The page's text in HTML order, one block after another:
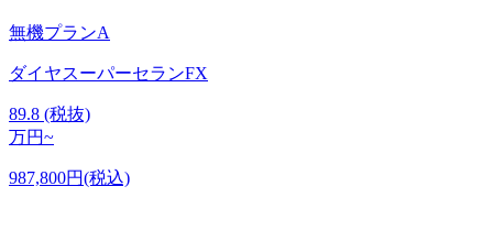
無機プランA
ダイヤスーパーセランFX
89.8 (税抜)
万円~
987,800円(税込)